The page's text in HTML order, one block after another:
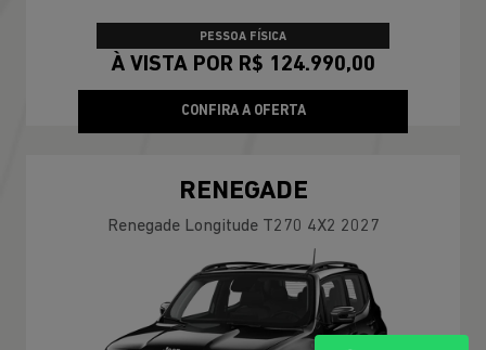
PESSOA FÍSICA
À VISTA POR R$ 124.990,00
CONFIRA A OFERTA
RENEGADE
Renegade Longitude T270 4X2 2027